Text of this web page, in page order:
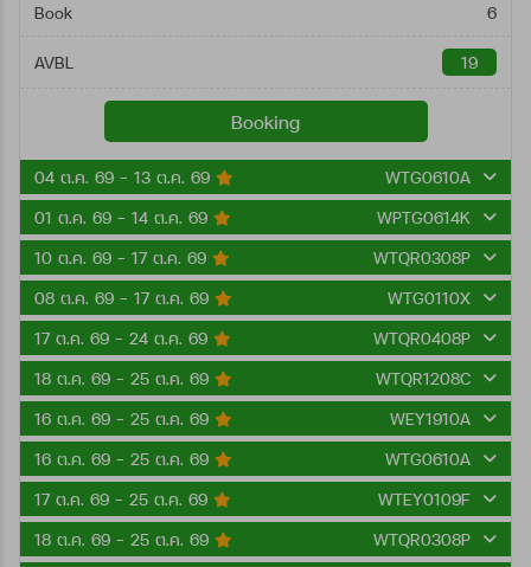
Book 6
AVBL 19
Booking
04 ต.ค. 69 - 13 ต.ค. 69
WTG0610A
01 ต.ค. 69 - 14 ต.ค. 69
WPTG0614K
10 ต.ค. 69 - 17 ต.ค. 69
WTQR0308P
08 ต.ค. 69 - 17 ต.ค. 69
WTG0110X
17 ต.ค. 69 - 24 ต.ค. 69
WTQR0408P
18 ต.ค. 69 - 25 ต.ค. 69
WTQR1208C
16 ต.ค. 69 - 25 ต.ค. 69
WEY1910A
16 ต.ค. 69 - 25 ต.ค. 69
WTG0610A
17 ต.ค. 69 - 25 ต.ค. 69
WTEY0109F
18 ต.ค. 69 - 25 ต.ค. 69
WTQR0308P